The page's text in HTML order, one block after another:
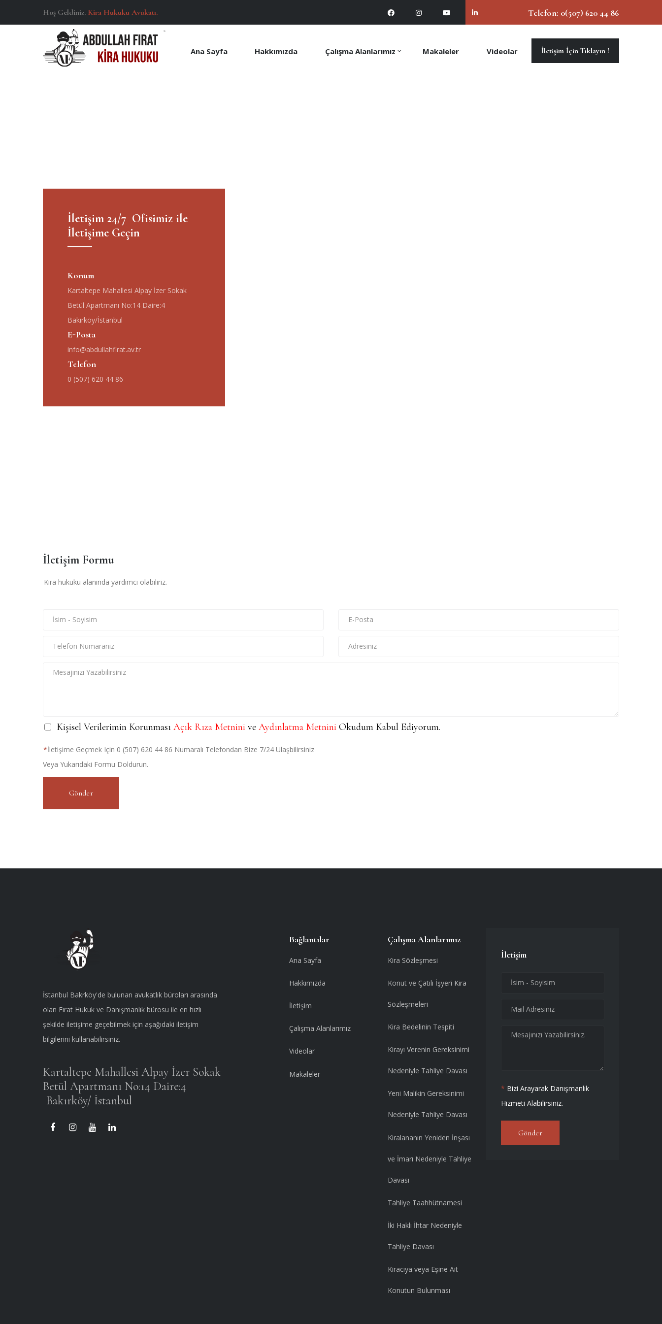
Hoş Geldiniz. Kira Hukuku Avukatı. Telefon: 0(507) 620 44 86
>
Ana Sayfa Hakkımızda Çalışma Alanlarımız Makaleler Videolar İletişim İçin Tıklayın !
İletişim 24/7 Ofisimiz ile
İletişime Geçin
Konum
Kartaltepe Mahallesi Alpay İzer Sokak
Betül Apartmanı No:14 Daire:4
Bakırköy/İstanbul
E-Posta
info@abdullahfirat.av.tr
Telefon
0 (507) 620 44 86
İletişim Formu
Kira hukuku alanında yardımcı olabiliriz.
Kişisel Verilerimin Korunması Açık Rıza Metnini ve Aydınlatma Metnini Okudum Kabul Ediyorum.
İletişime Geçmek Için 0 (507) 620 44 86 Numaralı Telefondan Bize 7/24 Ulaşbilirsiniz
Veya Yukarıdaki Formu Doldurun.
Gönder
İstanbul Bakrköy'de bulunan avukatlık büroları arasında
olan Fırat Hukuk ve Danışmanlık bürosu ile en hızlı
şekilde iletişime geçebilmek için aşağıdaki iletişim
bilgilerini kullanabilirsiniz.
Kartaltepe Mahallesi Alpay İzer Sokak
Betül Apartmanı No:14 Daire:4
Bakırköy/ İstanbul
Bağlantılar
Ana Sayfa
Hakkımızda
İletişim
Çalışma Alanlarımız
Videolar
Makaleler
Çalışma Alanlarımız
Kira Sözleşmesi
Konut ve Çatılı İşyeri Kira
Sözleşmeleri
Kira Bedelinin Tespiti
Kirayı Verenin Gereksinimi
Nedeniyle Tahliye Davası
Yeni Malikin Gereksinimi
Nedeniyle Tahliye Davası
Kiralananın Yeniden İnşası
ve İmarı Nedeniyle Tahliye
Davası
Tahliye Taahhütnamesi
İki Haklı İhtar Nedeniyle
Tahliye Davası
Kiracıya veya Eşine Ait
Konutun Bulunması
İletişim
* Bizi Arayarak Danışmanlık
Hizmeti Alabilirsiniz.
Gönder